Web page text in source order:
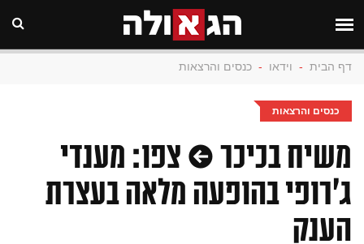
דף הבית - וידאו - כנסים והרצאות
כנסים והרצאות
משיח בכיכר • צפו: מענדי
ג'רופי בהופעה מלאה בעצרת
הענק